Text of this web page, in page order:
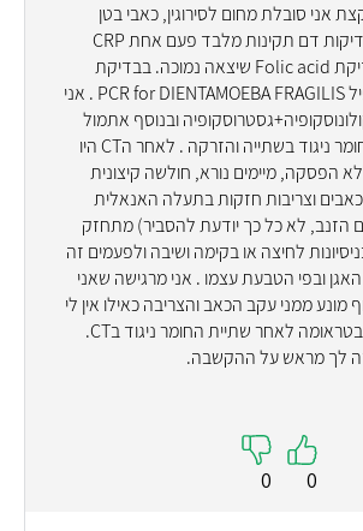
אני סובלת מחום לסירוגין, כאבי בטן
איומים ושלשולים. בדיקות דם תקינות מלבד פעם אחת CRP
שיצא מעט גבוה ובדיקת Folic acid שיצאה נמוכה. בבדיקת
צואה יצא חיובי לטפיל PCR for DIENTAMOEBA FRAGILIS . אני
ובנוסף אתמול
עברתי CTE הכולל חומר ניגוד בשתייה והזרקה . לאחר הCT היו
הפסקה, מיימים נורא, חולשה קיצונית
כאבים וצריבות חזקות בתעלה האנאלית
לא כל כך יודעת להסביר) מתחזק
לחיצה או בקימה ושיבה ולפעמים זה
ובפי הטבעת עצמו . אני מרגישה שאני
מונע ממני עקב הכאב והצריבה כאילו אין לי
שליטה, כאילו הגוף בטראומה לאחר שתיית החומר ניגוד בCT.
לך מראש על ההקשבה.
0
0